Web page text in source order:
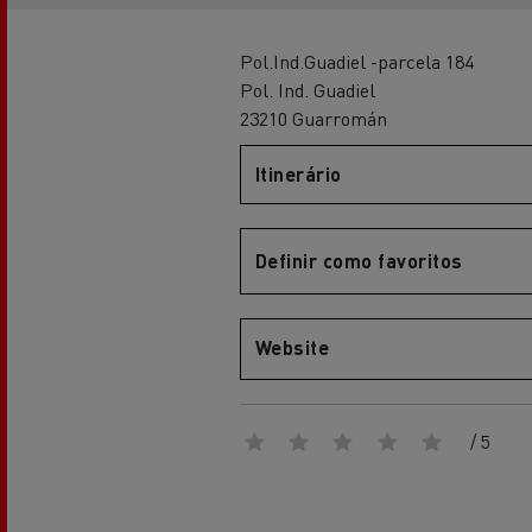
Renault Trucks Trafic Red EDITION
eléctrica
Vantagens da mobilidade
elétrica para camiões
A nossa visão
Pol.Ind.Guadiel -parcela 184
Pol. Ind. Guadiel
23210 Guarromán
Itinerário
Definir como favoritos
Website
/ 5